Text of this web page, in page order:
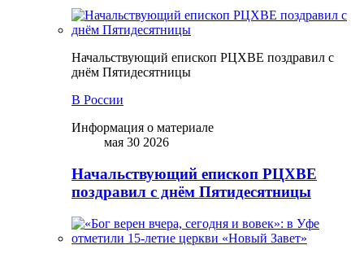
Начальствующий епископ РЦХВЕ поздравил с
днём Пятидесятницы
В России
Информация о материале
мая 30 2026
Начальствующий епископ РЦХВЕ
поздравил с днём Пятидесятницы